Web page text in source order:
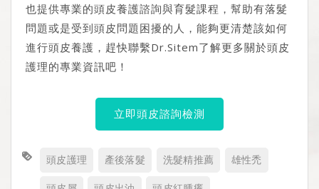
也提供專業的頭皮養護諮詢與育髮課程，幫助有落髮
問題或是受到頭皮問題困擾的人，能夠更清楚該如何
進行頭皮養護，趕快聯繫Dr.Sitem了解更多關於頭皮
護理的專業資訊吧！
立即頭皮諮詢檢測
頭皮護理 產後落髮 洗髮精推薦 雄性禿